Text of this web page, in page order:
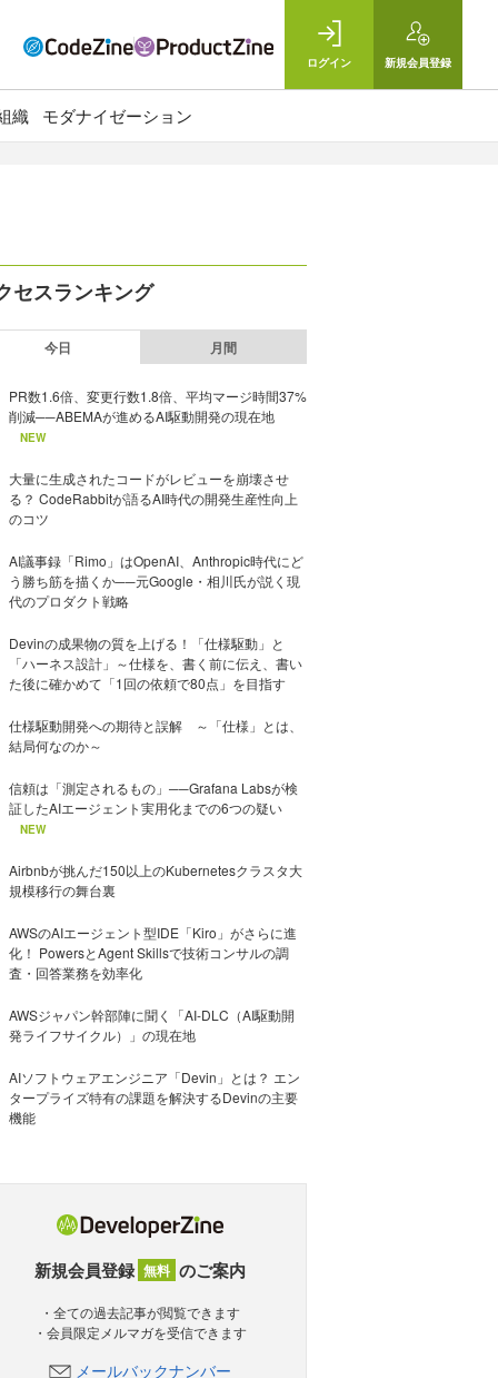
ログイン 新規会員登録
織 モダナイゼーション
セスランキング
今日 月間
PR数1.6倍、変更行数1.8倍、平均マージ時間37%
削減──ABEMAが進めるAI駆動開発の現在地
NEW
大量に生成されたコードがレビューを崩壊させ
る？ CodeRabbitが語るAI時代の開発生産性向上
のコツ
AI議事録「Rimo」はOpenAI、Anthropic時代にど
う勝ち筋を描くか──元Google・相川氏が説く現
代のプロダクト戦略
Devinの成果物の質を上げる！「仕様駆動」と
「ハーネス設計」～仕様を、書く前に伝え、書い
た後に確かめて「1回の依頼で80点」を目指す
仕様駆動開発への期待と誤解 ～「仕様」とは、
結局何なのか～
信頼は「測定されるもの」──Grafana Labsが検
証したAIエージェント実用化までの6つの疑い
NEW
Airbnbが挑んだ150以上のKubernetesクラスタ大
規模移行の舞台裏
AWSのAIエージェント型IDE「Kiro」がさらに進
化！ PowersとAgent Skillsで技術コンサルの調
査・回答業務を効率化
AWSジャパン幹部陣に聞く「AI-DLC（AI駆動開
発ライフサイクル）」の現在地
AIソフトウェアエンジニア「Devin」とは？ エン
タープライズ特有の課題を解決するDevinの主要
機能
新規会員登録 無料 のご案内
・全ての過去記事が閲覧できます
・会員限定メルマガを受信できます
メールバックナンバー